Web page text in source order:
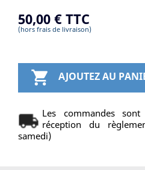
50,00 € TTC
(hors frais de livraison)
 AJOUTEZ AU
Les commandes
réception du
samedi)